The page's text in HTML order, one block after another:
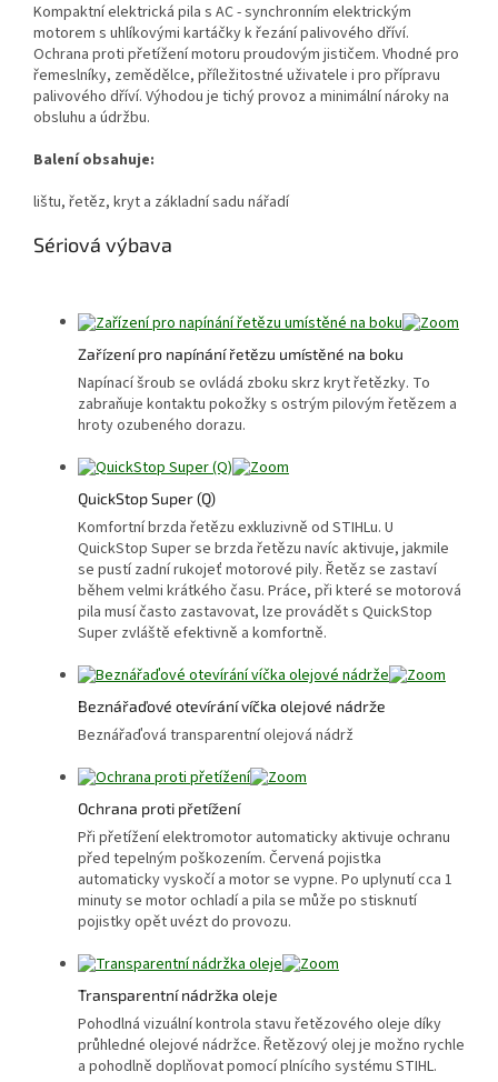
Kompaktní elektrická pila s AC - synchronním elektrickým
motorem s uhlíkovými kartáčky k řezání palivového dříví.
Ochrana proti přetížení motoru proudovým jističem. Vhodné pro
řemeslníky, zemědělce, příležitostné uživatele i pro přípravu
palivového dříví. Výhodou je tichý provoz a minimální nároky na
obsluhu a údržbu.
Balení obsahuje:
lištu, řetěz, kryt a základní sadu nářadí
Sériová výbava
Zařízení pro napínání řetězu umístěné na boku
Napínací šroub se ovládá zboku skrz kryt řetězky. To
zabraňuje kontaktu pokožky s ostrým pilovým řetězem a
hroty ozubeného dorazu.
QuickStop Super (Q)
Komfortní brzda řetězu exkluzivně od STIHLu. U
QuickStop Super se brzda řetězu navíc aktivuje, jakmile
se pustí zadní rukojeť motorové pily. Řetěz se zastaví
během velmi krátkého času. Práce, při které se motorová
pila musí často zastavovat, lze provádět s QuickStop
Super zvláště efektivně a komfortně.
Beznářaďové otevírání víčka olejové nádrže
Beznářaďová transparentní olejová nádrž
Ochrana proti přetížení
Při přetížení elektromotor automaticky aktivuje ochranu
před tepelným poškozením. Červená pojistka
automaticky vyskočí a motor se vypne. Po uplynutí cca 1
minuty se motor ochladí a pila se může po stisknutí
pojistky opět uvézt do provozu.
Transparentní nádržka oleje
Pohodlná vizuální kontrola stavu řetězového oleje díky
průhledné olejové nádržce. Řetězový olej je možno rychle
a pohodlně doplňovat pomocí plnícího systému STIHL.